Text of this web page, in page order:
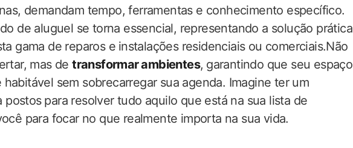
‌demandam tempo, ferramentas e conhecimento específico.
de aluguel se torna essencial, representando a solução prática
gama de reparos e ⁤instalações residenciais ou comerciais.Não‌
mas detransformar ⁣ambientes, ⁣garantindo que seu espaço
sem sobrecarregar sua‌ agenda.‌ Imagine​ ter um
postos⁣ para resolver tudo aquilo que está na sua lista de
para focar no que realmente importa na sua vida.